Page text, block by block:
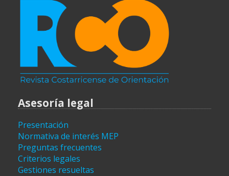
Asesoría legal
Presentación
Normativa de interés MEP
Preguntas frecuentes
Criterios legales
Gestiones resueltas